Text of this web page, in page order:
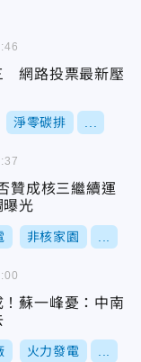
網路投票最新壓
淨零碳排
贊成核三繼續運
曝光
非核家園
蘇一峰憂：中南
火力發電